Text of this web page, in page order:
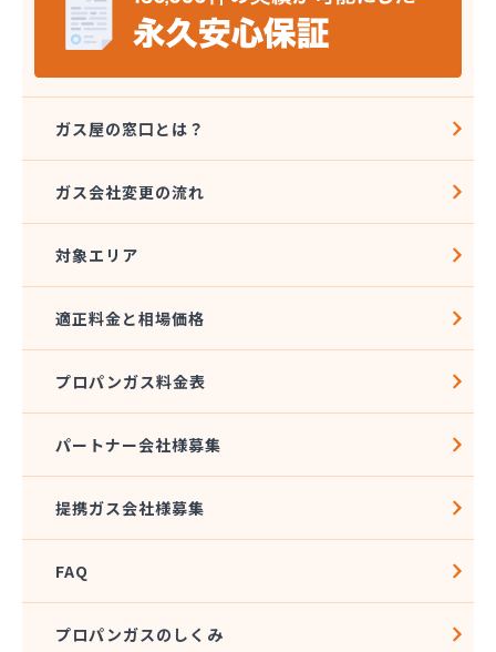
株式会社トーエーテクニカ
株式会社トーエル 西東京営業所
株式会社ながや化学工業
株式会社ニシヤマ
株式会社ミツウロコ 城東店
株式会社ミツウロコ 西東京店
株式会社リビングガスショップよしのや
株式会社安井商店
株式会社伊興直井商店
株式会社円上クサマ商店
株式会社乙女屋本店
株式会社加藤ガス設備
株式会社角屋
株式会社菊屋住宅設備
株式会社久光
株式会社近藤ホームガス
株式会社後藤商事
ガス屋の窓口とは？
ガス会社変更の流れ
対象エリア
適正料金と相場価格
プロパンガス料金表
パートナー会社様募集
提携ガス会社様募集
FAQ
プロパンガスのしくみ